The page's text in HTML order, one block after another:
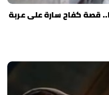
قصة كفاح سارة على عربة